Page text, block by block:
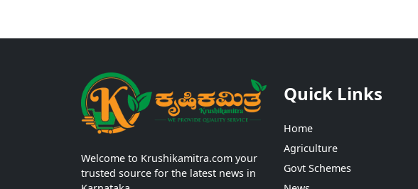
Welcome to Krushikamitra.com your
trusted source for the latest news in
Quick Links
Home
Agriculture
Govt Schemes